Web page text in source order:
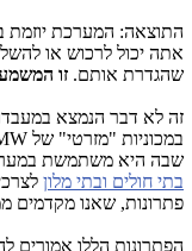
התוצאה: המערכת יוזמת
אתה יכול לרכוש או
שהגדרת אותם. זו
זה לא דבר הנמצא
במכוניות "מזרטי" של
שבה היא משתמשת
בתי חולים ובתי מלון
פתרונות, שאנו מקדמים
הפתרונות הללו אמורים